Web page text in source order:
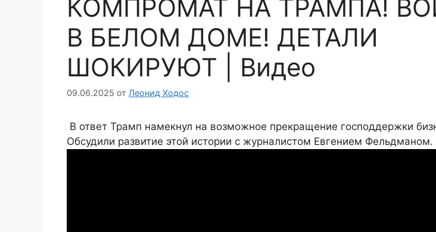
КОМПРОМАТ НА ТРАМПА!
В БЕЛОМ ДОМЕ! ДЕТАЛИ
ШОКИРУЮТ | Видео
09.06.2025 от Леонид Ходос
В ответ Трамп намекнул на возможное прекращение господдержки
Обсудили развитие этой истории с журналистом Евгением Фельдманом.